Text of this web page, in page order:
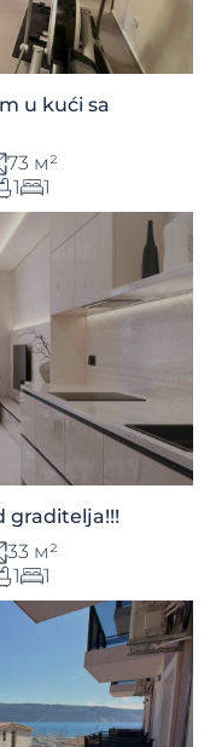
u kući sa
73 м²
1
1
graditelja!!!
33 м²
1
1